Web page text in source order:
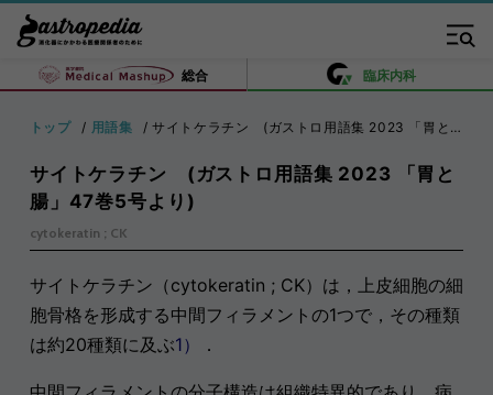
総合 臨床内科
トップ 用語集 サイトケラチン (ガストロ用語集 2023 「胃と腸」47巻5号より)
サイトケラチン (ガストロ用語集 2023 「胃と
腸」47巻5号より)
cytokeratin ; CK
サイトケラチン（cytokeratin ; CK）は，上皮細胞の細
胞骨格を形成する中間フィラメントの1つで，その種類
は約20種類に及ぶ1） ．